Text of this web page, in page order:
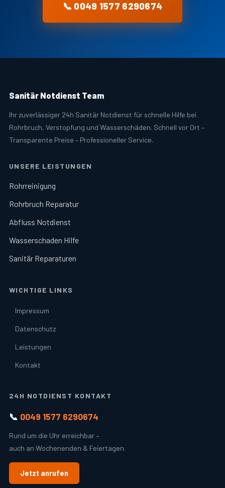
📞 0049 1577 6290674
Sanitär Notdienst Team
Ihr zuverlässiger 24h Sanitär Notdienst für schnelle Hilfe bei
Rohrbruch, Verstopfung und Wasserschäden. Schnell vor Ort –
Transparente Preise – Professioneller Service.
UNSERE LEISTUNGEN
Rohrreinigung
Rohrbruch Reparatur
Abfluss Notdienst
Wasserschaden Hilfe
Sanitär Reparaturen
WICHTIGE LINKS
Impressum
Datenschutz
Leistungen
Kontakt
24H NOTDIENST KONTAKT
📞 0049 1577 6290674
Rund um die Uhr erreichbar –
auch an Wochenenden & Feiertagen.
Jetzt anrufen